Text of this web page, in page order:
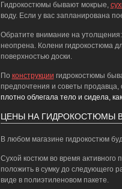
Гидрокостюмы бывают мокрые,
воду. Если у вас запланирована
Обратите внимание на
неопрена. Колени гидрокостюма
поверхностью доски.
По конструкции гидрокостюмы
предпочтения и советы
плотно облегала тело и сидела,
ЦЕНЫ НА ГИДРОКОСТЮМЫ
В любом магазине гидрокостюм
Сухой костюм во время активного
положить в сумку до следующего
виде в полиэтиленовом пакете.